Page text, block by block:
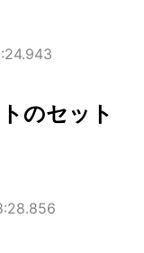
のセット